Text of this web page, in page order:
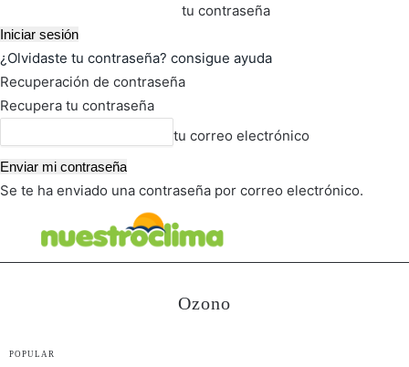
tu contraseña
¿Olvidaste tu contraseña? consigue ayuda
Recuperación de contraseña
Recupera tu contraseña
tu correo electrónico
Se te ha enviado una contraseña por correo electrónico.
Ozono
POPULAR